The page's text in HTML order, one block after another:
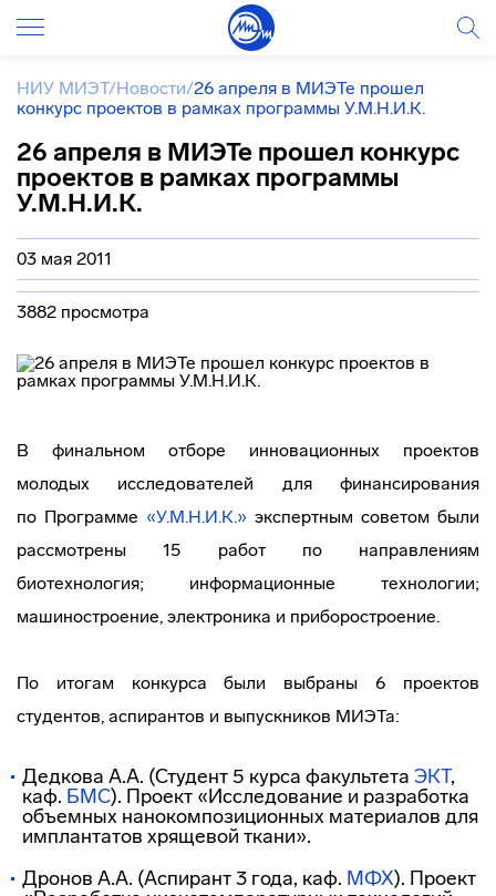
НИУ МИЭТ/Новости/26 апреля в МИЭТе прошел
конкурс проектов в рамках программы У.М.Н.И.К.
26 апреля в МИЭТе прошел конкурс
проектов в рамках программы
У.М.Н.И.К.
03 мая 2011
3882 просмотра
В финальном отборе инновационных проектов
молодых исследователей для финансирования
по Программе «У.М.Н.И.К.» экспертным советом были
рассмотрены 15 работ по направлениям
биотехнология; информационные технологии;
машиностроение, электроника и приборостроение.
По итогам конкурса были выбраны 6 проектов
студентов, аспирантов и выпускников МИЭТа:
Дедкова А.А. (Студент 5 курса факультета ЭКТ,
каф. БМС). Проект «Исследование и разработка
объемных нанокомпозиционных материалов для
имплантатов хрящевой ткани».
Дронов А.А. (Аспирант 3 года, каф. МФХ). Проект